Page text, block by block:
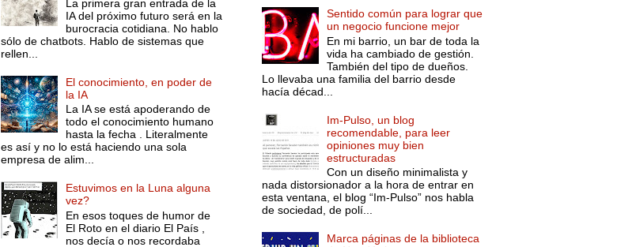
La primera gran entrada de la
IA del próximo futuro será en la
burocracia cotidiana. No hablo
sólo de chatbots. Hablo de sistemas que
rellen...
El conocimiento, en poder de
la IA
La IA se está apoderando de
todo el conocimiento humano
hasta la fecha . Literalmente
es así y no lo está haciendo una sola
empresa de alim...
Estuvimos en la Luna alguna
vez?
En esos toques de humor de
El Roto en el diario El País ,
nos decía o nos recordaba
Sentido común para lograr que
un negocio funcione mejor
En mi barrio, un bar de toda la
vida ha cambiado de gestión.
También del tipo de dueños.
Lo llevaba una familia del barrio desde
hacía décad...
Im-Pulso, un blog
recomendable, para leer
opiniones muy bien
estructuradas
Con un diseño minimalista y
nada distorsionador a la hora de entrar en
esta ventana, el blog “Im-Pulso” nos habla
de sociedad, de polí...
Marca páginas de la biblioteca